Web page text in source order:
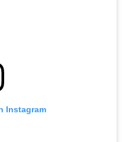
Instagram